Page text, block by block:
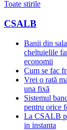
Toate stirile
CSALB
Banii din
cheltuielile
economii
Cum se fac
Vrei o rată
una fixă
Sistemul
pentru orice
La CSALB
in instanta